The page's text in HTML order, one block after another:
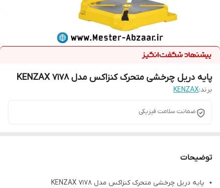
پایه دریل چرخشی متحرک کنزاکس مدل KENZAX 7178
برند:KENZAX
ضمانت سلامت فیزیکی
توضیحات
پایه دریل چرخشی متحرک کنزاکس مدل KENZAX 7178